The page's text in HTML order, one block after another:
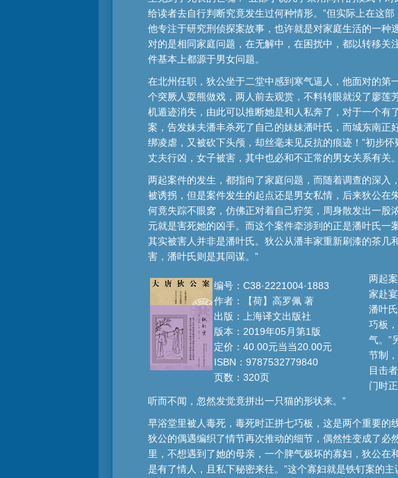
给读者去自行判断究竟发生过何种情形。”但实际上在这
他专注于研究刑侦探案故事，也许就是对家庭生活的一种
对的是相同家庭问题，在无解中，在困扰中，都以转移
件基本上都源于男女问题。
在北州任职，狄公坐于二堂中感到寒气逼人，他面对的
个突厥人耍熊做戏，两人前去观赏，不料转眼就没了廖
机遁迹消失，由此可以推断她是和人私奔了，对于一个
案，告发妹夫潘丰杀死了自己的妹妹潘叶氏，而城东南正
绑凌虐，又被砍下头颅，却丝毫未见反抗的痕迹！”初步
丈夫行凶，女子被害，其中也必和不正常的男女关系有关。
两起案件的发生，都指向了家庭问题，而随着调查的深
被诱拐，但是案件发生的起点还是男女私情，后来狄公在
何竟失踪不眼窝，仿佛正对着自己狞笑，周身散发出一股
元就是害死她的凶手。而这个案件牵涉到的正是潘叶氏一
其实被害人并非是潘叶氏。狄公从潘丰家重新刷漆的茶几
害，潘叶氏则是其同谋。”
编号：C38·2221004·1883
作者：【荷】高罗佩 著
出版：上海译文出版社
版本：2019年05月第1版
定价：40.00元当当20.00元
ISBN：9787532779840
页数：320页
两起
家赴
潘叶
巧板
气。”
节制
目击
门时
听而不闻，忽然发觉竟拼出一只猫的形状来。”
早浴堂里被人毒死，毒死时正拼七巧板，这是两个重要
狄公的偶遇编织了情节再次推动的细节，偶然性变成了
里，不想遇到了她的母亲，一个脾气极坏的寡妇，狄公
是有了情人，且私下秘密来往。”这个寡妇就是铁钉案的